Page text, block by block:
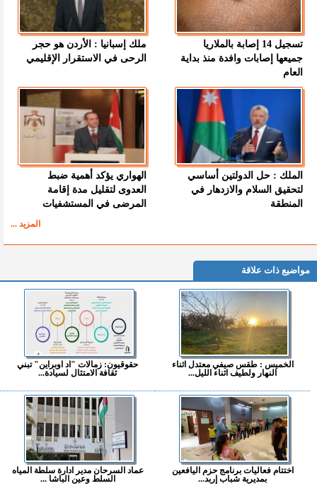
تسجيل 14 إصابة بالملاريا
جميعها إصابات وافدة منذ بداية
العام
ملك إسبانيا : الأردن هو حجر
الرحى في الاستقرار الإقليمي
الملك : حل الدولتين أساسي
لتحقيق السلام والازدهار في
المنطقة
الهواري يؤكد أهمية ضبط
العدوى لتقليل مدة إقامة
المرضى في المستشفيات
المزيد ...
مواضيع ذات علاقة
الخميس : طقس صيفي معتدل اثناء
النهار ولطيف اثناء الليل...
حقوقيون: زمالات "اد اوبراين" تبني
ثقافة الامتثال لسيادة...
اختتام فعاليات برنامج حزم اليافعين
بمديرية شباب إربد...
عماد السرحان مدير ادارة سلطة المياه
السلط وعين الباشا ...